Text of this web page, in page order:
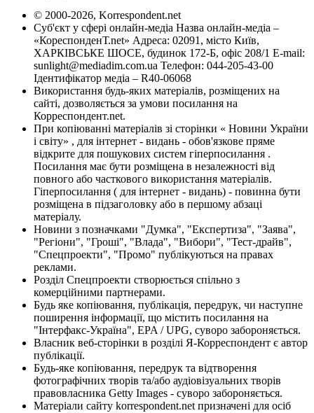
© 2000-2026, Korrespondent.net
Суб'єкт у сфері онлайн-медіа Назва онлайн-медіа –
«КореспонденТ.net» Адреса: 02091, місто Київ,
ХАРКІВСЬКЕ ШОСЕ, будинок 172-Б, офіс 208/1 E-mail:
sunlight@mediadim.com.ua Телефон: 044-205-43-00
Ідентифікатор медіа – R40-06068
Використання будь-яких матеріалів, розміщених на
сайті, дозволяється за умови посилання на
Корреспондент.net.
При копіюванні матеріалів зі сторінки « Новини України
і світу» , для інтернет - видань - обов'язкове пряме
відкрите для пошукових систем гіперпосилання .
Посилання має бути розміщена в незалежності від
повного або часткового використання матеріалів.
Гіперпосилання ( для інтернет - видань) - повинна бути
розміщена в підзаголовку або в першому абзаці
матеріалу.
Новини з позначками "Думка", "Експертиза", "Заява",
"Регіони", "Гроші", "Влада", "Вибори", "Тест-драйв",
"Спецпроекти", "Промо" публікуються на правах
реклами.
Розділ Спецпроекти створюється спільно з
комерційними партнерами.
Будь яке копіювання, публікація, передрук, чи наступне
поширення інформації, що містить посилання на
"Інтерфакс-Україна", EPA / UPG, суворо забороняється.
Власник веб-сторінки в розділі Я-Корреспондент є автор
публікації.
Будь-яке копіювання, передрук та відтворення
фотографічних творів та/або аудіовізуальних творів
правовласника Getty Images - суворо забороняється.
Матеріали сайту korrespondent.net призначені для осіб